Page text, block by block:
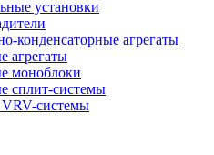
установки
конденсаторные агрегаты
агрегаты
моноблоки
сплит-системы
системы